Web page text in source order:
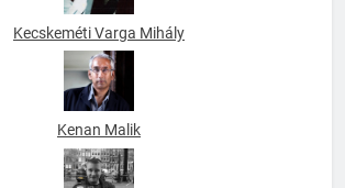
Kecskeméti Varga Mihály
Kenan Malik